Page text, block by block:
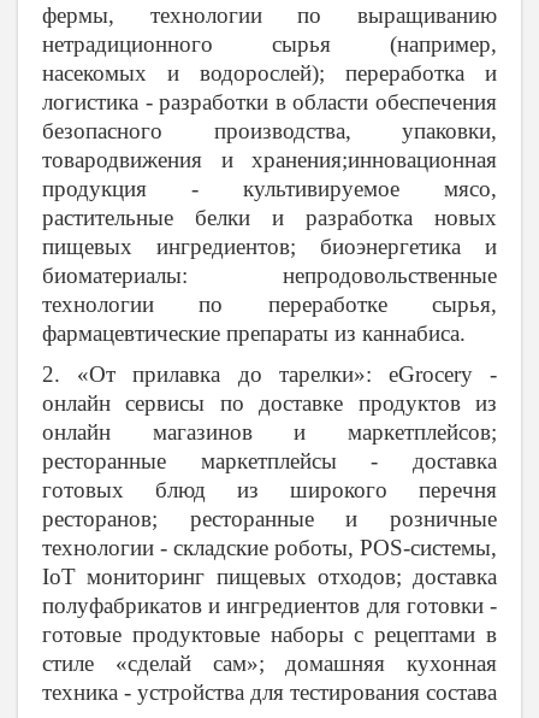
фермы, технологии по выращиванию
нетрадиционного сырья (например,
насекомых и водорослей); переработка и
логистика - разработки в области обеспечения
безопасного производства, упаковки,
товародвижения и хранения;инновационная
продукция - культивируемое мясо,
растительные белки и разработка новых
пищевых ингредиентов; биоэнергетика и
биоматериалы: непродовольственные
технологии по переработке сырья,
фармацевтические препараты из каннабиса.
2. «От прилавка до тарелки»: eGrocery -
онлайн сервисы по доставке продуктов из
онлайн магазинов и маркетплейсов;
ресторанные маркетплейсы - доставка
готовых блюд из широкого перечня
ресторанов; ресторанные и розничные
технологии - складские роботы, POS-системы,
IoT мониторинг пищевых отходов; доставка
полуфабрикатов и ингредиентов для готовки -
готовые продуктовые наборы с рецептами в
стиле «сделай сам»; домашняя кухонная
техника - устройства для тестирования состава